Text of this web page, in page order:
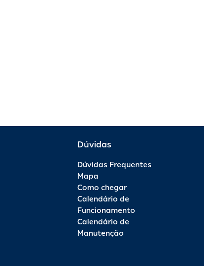
Dúvidas
Dúvidas Frequentes
Mapa
Como chegar
Calendário de
Funcionamento
Calendário de
Manutenção